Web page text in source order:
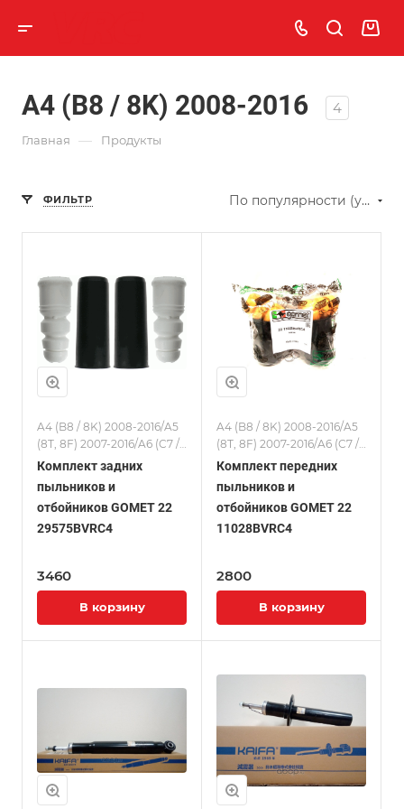
A4 (B8 / 8K) 2008-2016 4
Главная — Продукты
ФИЛЬТР По популярности (убывание)
A4 (B8 / 8K) 2008-2016/A5
(8T, 8F) 2007-2016/A6 (C7 /
4G) 2012-2018/A7 (4G) 2010-
Комплект задних
пыльников и
отбойников GOMET 22
29575BVRC4
3460
В корзину
A4 (B8 / 8K) 2008-2016/A5
(8T, 8F) 2007-2016/A6 (C7 /
4G) 2012-2018/A7 (4G) 2010-
Комплект передних
пыльников и
отбойников GOMET 22
11028BVRC4
2800
В корзину